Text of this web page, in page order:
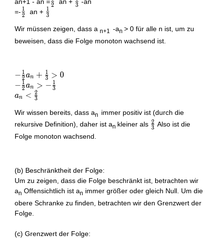
2 3
=-\frac{1}
2
1 an + \frac{1}
3
1
Wir müssen zeigen, dass a n+1 -an > 0 für alle n ist, um zu
beweisen, dass die Folge monoton wachsend ist.
-
\frac{1}
{2}a_n
\frac{1}
{3} > 0
− 2
1 an + 3
1 > 0
-
\frac{1}
> -
\frac{1}
{3}
− 2
1 an > − 3
1
a_n <
{3}
an < 3
2
Wir wissen bereits, dass an immer positiv ist (durch die
rekursive Definition), daher ist an kleiner als \frac{2}
3
2 Also ist die
Folge monoton wachsend.
(b) Beschränktheit der Folge:
Um zu zeigen, dass die Folge beschränkt ist, betrachten wir
an Offensichtlich ist an immer größer oder gleich Null. Um die
obere Schranke zu finden, betrachten wir den Grenzwert der
Folge.
(c) Grenzwert der Folge: